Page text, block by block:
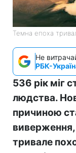
Темна епоха
Не
РБК-
536 рік міг
людства.
причиною
виверження,
тривале